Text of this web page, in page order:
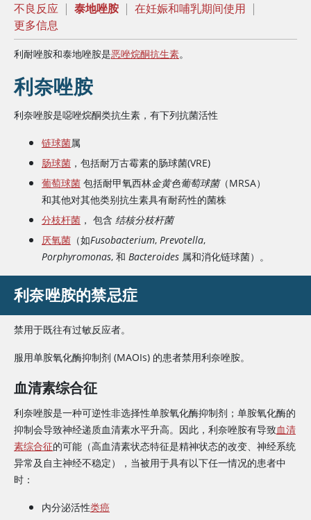
不良反应 | 泰地唑胺 | 在妊娠和哺乳期间使用 |
更多信息
利耐唑胺和泰地唑胺是恶唑烷酮抗生素。
利奈唑胺
利奈唑胺是噁唑烷酮类抗生素，有下列抗菌活性
链球菌属
肠球菌 ，包括耐万古霉素的肠球菌(VRE)
葡萄球菌 包括耐甲氧西林金黄色葡萄球菌（MRSA）
和其他对其他类别抗生素具有耐药性的菌株
分枝杆菌 ， 包含 结核分枝杆菌
厌氧菌 （如Fusobacterium, Prevotella,
Porphyromonas, 和 Bacteroides 属和消化链球菌）。
利奈唑胺的禁忌症
禁用于既往有过敏反应者。
服用单胺氧化酶抑制剂 (MAOIs) 的患者禁用利奈唑胺。
血清素综合征
利奈唑胺是一种可逆性非选择性单胺氧化酶抑制剂；单胺氧化酶的
抑制会导致神经递质血清素水平升高。因此， 利奈唑胺有导致血清
素综合征的可能（高血清素状态特征是精神状态的改变、神经系统
异常及自主神经不稳定），当被用于具有以下任一情况的患者中
时：
内分泌活性类癌